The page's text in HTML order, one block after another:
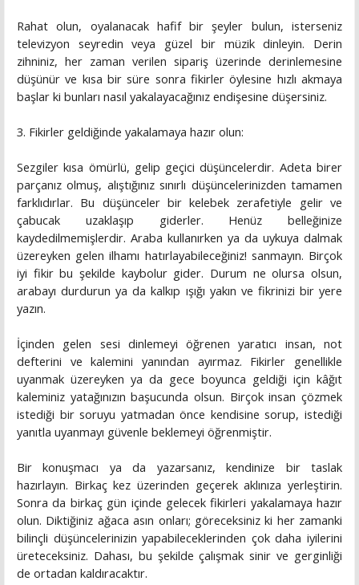
Rahat olun, oyalanacak hafif bir şeyler bulun, isterseniz
televizyon seyredin veya güzel bir müzik dinleyin. Derin
zihniniz, her zaman verilen sipariş üzerinde derinlemesine
düşünür ve kısa bir süre sonra fikirler öylesine hızlı akmaya
başlar ki bunları nasıl yakalayacağınız endişesine düşersiniz.
3. Fikirler geldiğinde yakalamaya hazır olun:
Sezgiler kısa ömürlü, gelip geçici düşüncelerdir. Adeta birer
parçanız olmuş, alıştığınız sınırlı düşüncelerinizden tamamen
farklıdırlar. Bu düşünceler bir kelebek zerafetiyle gelir ve
çabucak uzaklaşıp giderler. Henüz belleğinize
kaydedilmemişlerdir. Araba kullanırken ya da uykuya dalmak
üzereyken gelen ilhamı hatırlayabileceğiniz! sanmayın. Birçok
iyi fikir bu şekilde kaybolur gider. Durum ne olursa olsun,
arabayı durdurun ya da kalkıp ışığı yakın ve fikrinizi bir yere
yazın.
İçinden gelen sesi dinlemeyi öğrenen yaratıcı insan, not
defterini ve kalemini yanından ayırmaz. Fikirler genellikle
uyanmak üzereyken ya da gece boyunca geldiği için kâğıt
kaleminiz yatağınızın başucunda olsun. Birçok insan çözmek
istediği bir soruyu yatmadan önce kendisine sorup, istediği
yanıtla uyanmayı güvenle beklemeyi öğrenmiştir.
Bir konuşmacı ya da yazarsanız, kendinize bir taslak
hazırlayın. Birkaç kez üzerinden geçerek aklınıza yerleştirin.
Sonra da birkaç gün içinde gelecek fikirleri yakalamaya hazır
olun. Diktiğiniz ağaca asın onları; göreceksiniz ki her zamanki
bilinçli düşüncelerinizin yapabileceklerinden çok daha iyilerini
üreteceksiniz. Dahası, bu şekilde çalışmak sinir ve gerginliği
de ortadan kaldıracaktır.